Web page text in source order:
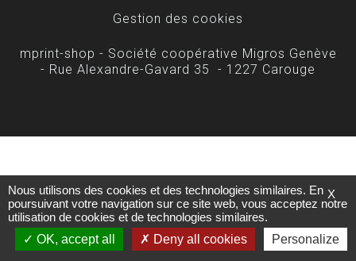
Gestion des cookies
mprint-shop - Société coopérative Migros Genève
- Rue Alexandre-Gavard 35 - 1227 Carouge
X
Nous utilisons des cookies et des technologies similaires. En
poursuivant votre navigation sur ce site web, vous acceptez notre
utilisation de cookies et de technologies similaires.
OK, accept all
Deny all cookies Personalize